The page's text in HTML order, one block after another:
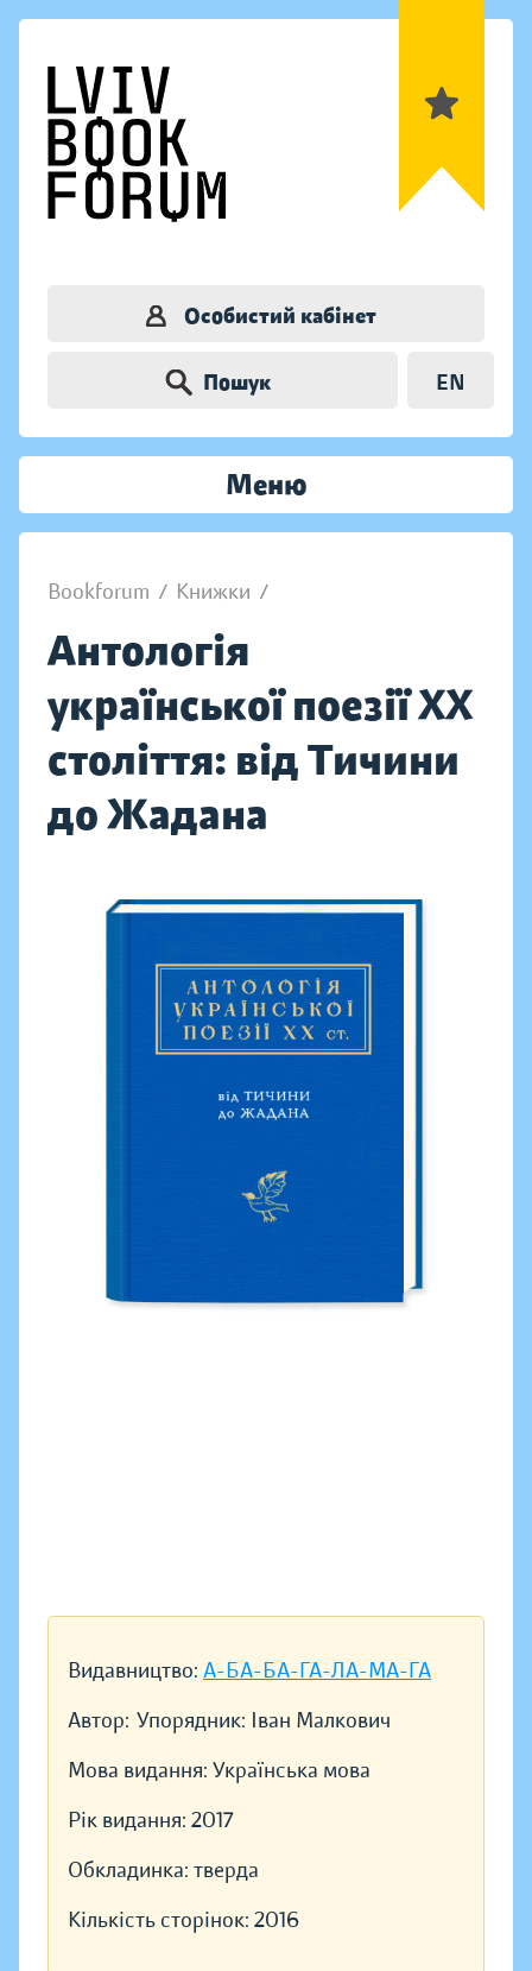
Особистий кабінет
Пошук EN
Меню
Bookforum / Книжки /
Антологія
української поезії ХХ
століття: від Тичини
до Жадана
Видавництво: А-БА-БА-ГА-ЛА-МА-ГА
Автор: Упорядник: Іван Малкович
Мова видання: Українська мова
Рік видання: 2017
Обкладинка: тверда
Кількість сторінок: 2016